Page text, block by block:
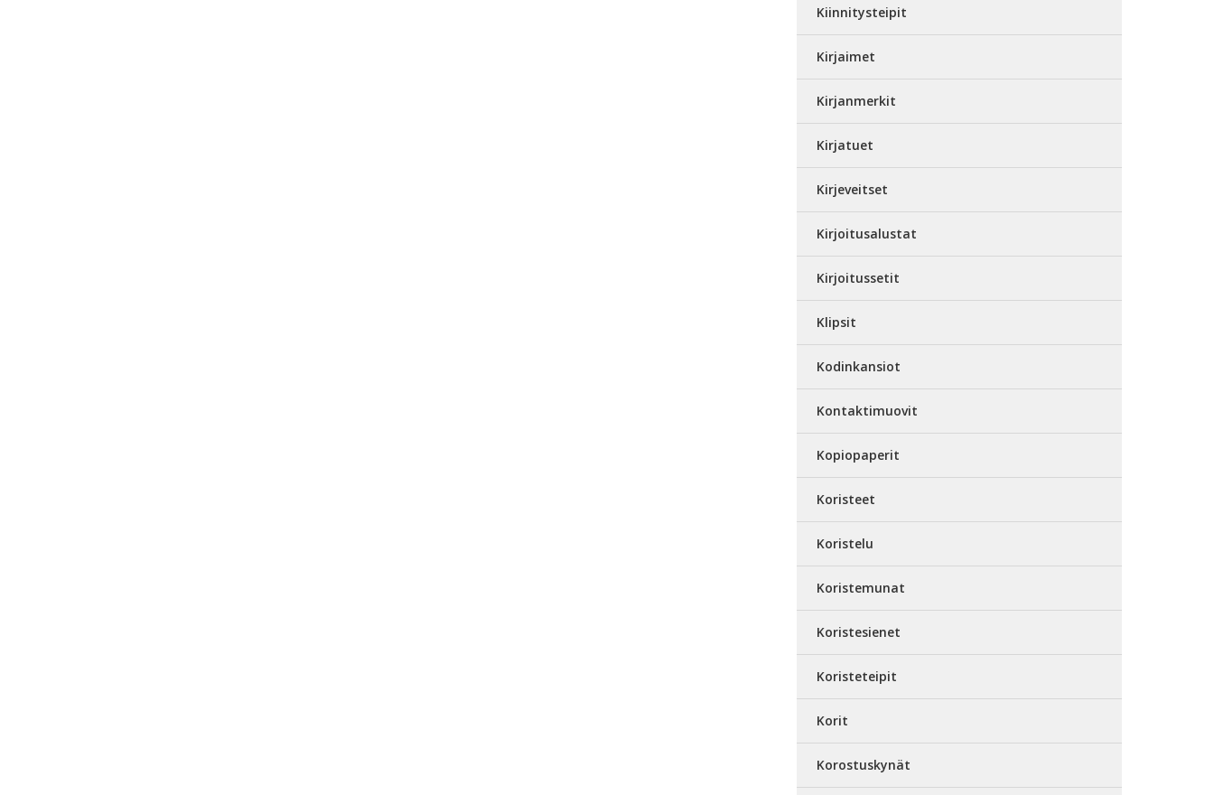
Kiinnitysteipit
Kirjaimet
Kirjanmerkit
Kirjatuet
Kirjeveitset
Kirjoitusalustat
Kirjoitussetit
Klipsit
Kodinkansiot
Kontaktimuovit
Kopiopaperit
Koristeet
Koristelu
Koristemunat
Koristesienet
Koristeteipit
Korit
Korostuskynät